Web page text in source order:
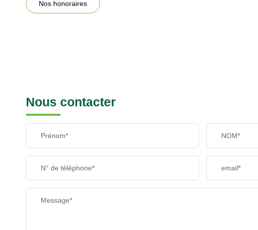
Nos honoraires
Nous contacter
Prénom* NOM*
N° de téléphone* email*
Message*